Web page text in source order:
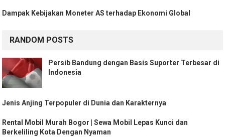
Dampak Kebijakan Moneter AS terhadap Ekonomi Global
RANDOM POSTS
Persib Bandung dengan Basis Suporter Terbesar di
Indonesia
Jenis Anjing Terpopuler di Dunia dan Karakternya
Rental Mobil Murah Bogor | Sewa Mobil Lepas Kunci dan
Berkeliling Kota Dengan Nyaman